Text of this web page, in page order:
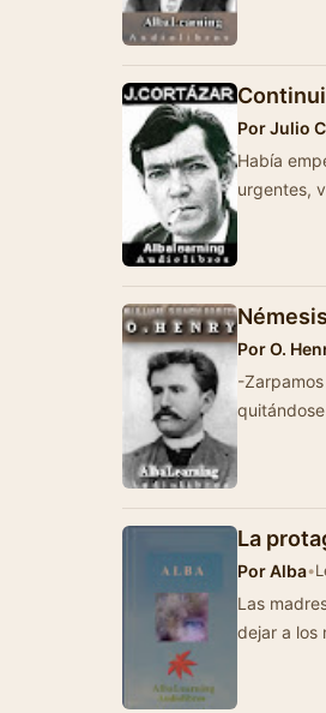
PorJulio
Había
urgentes,
PorO.
-
La
PorAlba•
Las madres se